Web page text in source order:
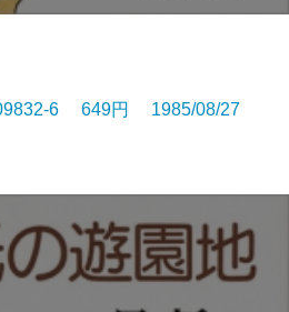
6 649円 1985/08/27